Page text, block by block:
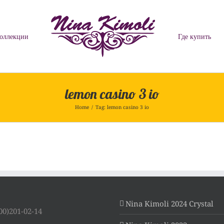
Где купить
lemon casino 3 io
Home / Tag: lemon casino 3 io
02-14
Nina Kimoli 2024 Crystal